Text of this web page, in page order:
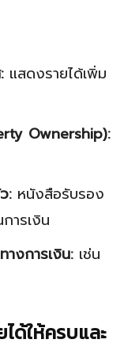
แสดงรายได้เพิ่ม
Ownership):
: หนังสือรับรอง
ารเงิน
งการเงิน: เช่น
ด้ให้ครบและ